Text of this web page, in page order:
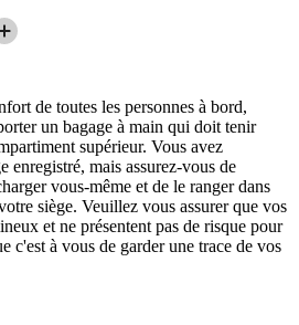
de toutes les personnes à bord,
un bagage à main qui doit tenir
supérieur. Vous avez
enregistré, mais assurez-vous de
vous-même et de le ranger dans
siège. Veuillez vous assurer que vos
et ne présentent pas de risque pour
c'est à vous de garder une trace de vos